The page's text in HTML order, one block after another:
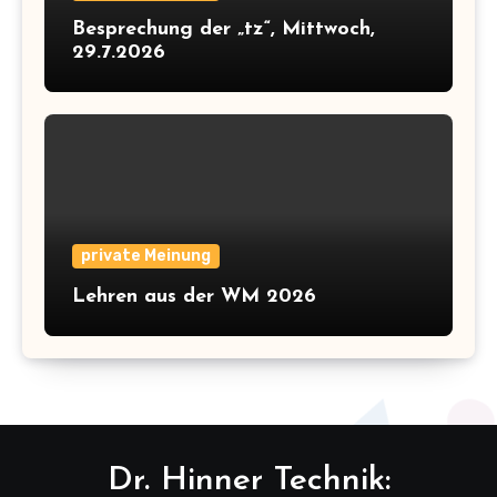
Besprechung der „tz“, Mittwoch,
29.7.2026
private Meinung
Lehren aus der WM 2026
Dr. Hinner Technik: